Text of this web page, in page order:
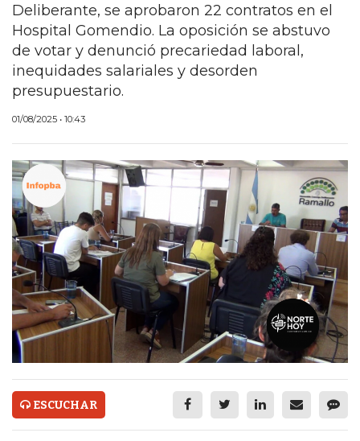
RAMALLO
SAN PEDRO
PROVINCIA
PAIS
ULTIMAS NOTICIAS
TEMAS DESTACADOS
TECNOLOGÍA
SERVICIOS
PRONÓSTICO
HORÓSCOPO
QUÉ ES
CHANGUITO.COM.AR Y
Deliberante, se aprobaron 22 contratos en el
Hospital Gomendio. La oposición se abstuvo
de votar y denunció precariedad laboral,
inequidades salariales y desorden
presupuestario.
01/08/2025 • 10:43
ESCUCHAR